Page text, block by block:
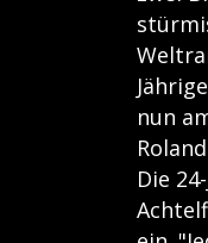
nun
Die